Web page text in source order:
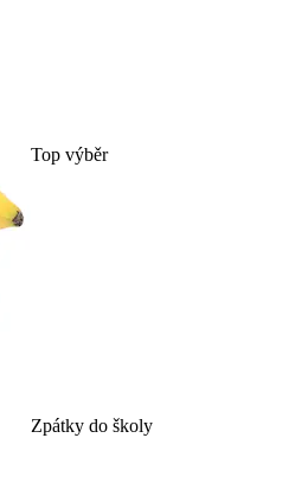
Top výběr
Zpátky do školy